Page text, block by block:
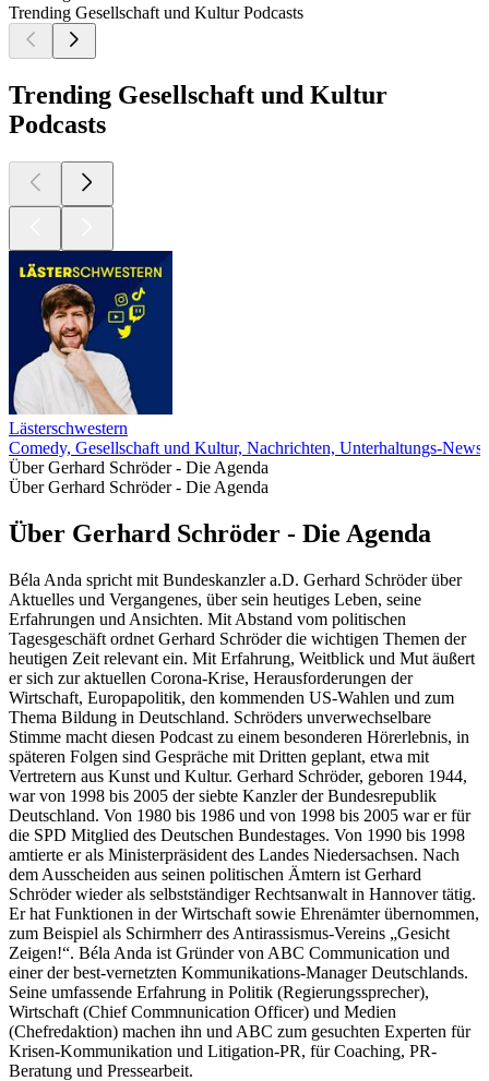
Trending Gesellschaft und Kultur Podcasts
Trending Gesellschaft und Kultur
Podcasts
Lästerschwestern
Comedy, Gesellschaft und Kultur, Nachrichten, Unterhaltungs-News
Über Gerhard Schröder - Die Agenda
Über Gerhard Schröder - Die Agenda
Über Gerhard Schröder - Die Agenda
Béla Anda spricht mit Bundeskanzler a.D. Gerhard Schröder über
Aktuelles und Vergangenes, über sein heutiges Leben, seine
Erfahrungen und Ansichten. Mit Abstand vom politischen
Tagesgeschäft ordnet Gerhard Schröder die wichtigen Themen der
heutigen Zeit relevant ein. Mit Erfahrung, Weitblick und Mut äußert
er sich zur aktuellen Corona-Krise, Herausforderungen der
Wirtschaft, Europapolitik, den kommenden US-Wahlen und zum
Thema Bildung in Deutschland. Schröders unverwechselbare
Stimme macht diesen Podcast zu einem besonderen Hörerlebnis, in
späteren Folgen sind Gespräche mit Dritten geplant, etwa mit
Vertretern aus Kunst und Kultur. Gerhard Schröder, geboren 1944,
war von 1998 bis 2005 der siebte Kanzler der Bundesrepublik
Deutschland. Von 1980 bis 1986 und von 1998 bis 2005 war er für
die SPD Mitglied des Deutschen Bundestages. Von 1990 bis 1998
amtierte er als Ministerpräsident des Landes Niedersachsen. Nach
dem Ausscheiden aus seinen politischen Ämtern ist Gerhard
Schröder wieder als selbstständiger Rechtsanwalt in Hannover tätig.
Er hat Funktionen in der Wirtschaft sowie Ehrenämter übernommen,
zum Beispiel als Schirmherr des Antirassismus-Vereins „Gesicht
Zeigen!“. Béla Anda ist Gründer von ABC Communication und
einer der best-vernetzten Kommunikations-Manager Deutschlands.
Seine umfassende Erfahrung in Politik (Regierungssprecher),
Wirtschaft (Chief Commnunication Officer) und Medien
(Chefredaktion) machen ihn und ABC zum gesuchten Experten für
Krisen-Kommunikation und Litigation-PR, für Coaching, PR-
Beratung und Pressearbeit.